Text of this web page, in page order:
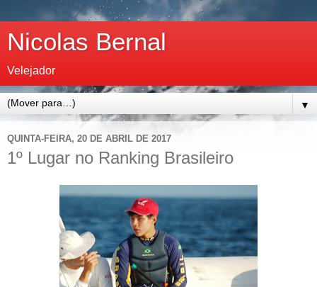
Nicolas Bernal
Velejador
▼
QUINTA-FEIRA, 20 DE ABRIL DE 2017
1º Lugar no Ranking Brasileiro